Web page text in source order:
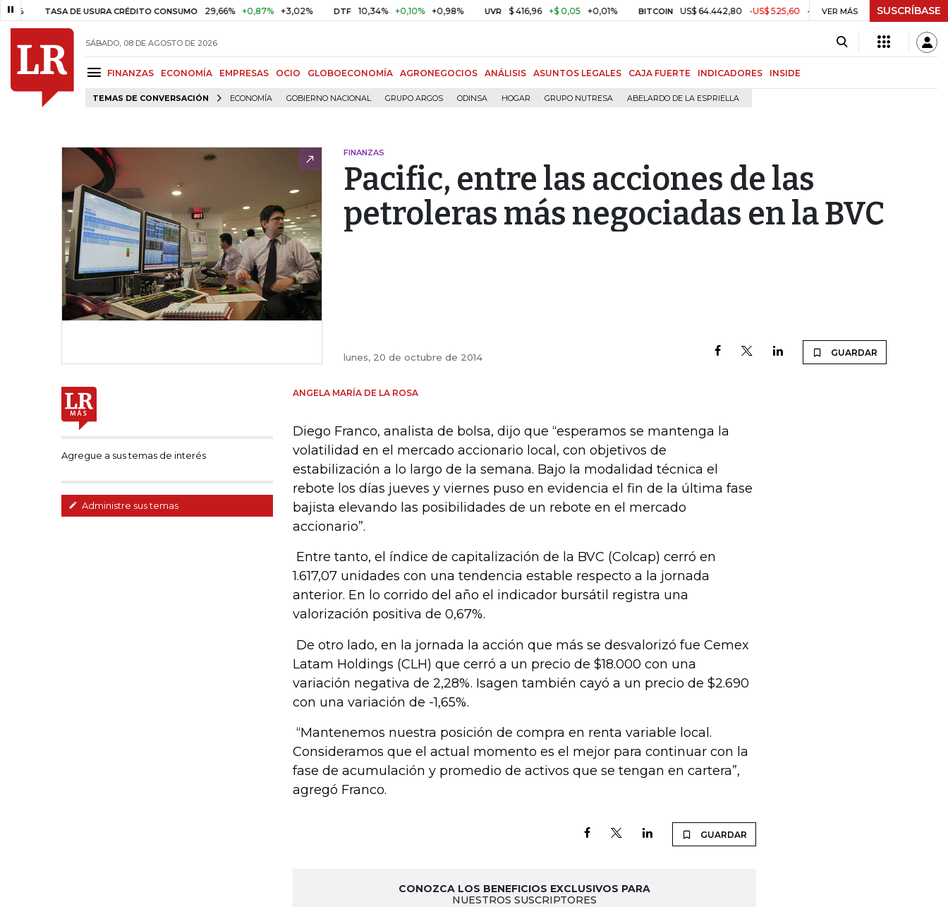
TASA DE USURA CRÉDITO CONSUMO 29,66% +0,87% +3,02% DTF 10,34% +0,10% +0,98% UVR $ 416,96 +$ 0,05 +0,01% BITCOIN US$ 64.442,80 -US$ 525,60 -0,81% TRM $ 3.157,43 -$ 21,97 -
VER MÁS SUSCRÍBASE
SÁBADO, 08 DE AGOSTO DE 2026
FINANZAS ECONOMÍA EMPRESAS OCIO GLOBOECONOMÍA AGRONEGOCIOS ANÁLISIS ASUNTOS LEGALES CAJA FUERTE INDICADORES INSIDE
TEMAS DE CONVERSACIÓN ECONOMÍA GOBIERNO NACIONAL GRUPO ARGOS ODINSA HOGAR GRUPO NUTRESA ABELARDO DE LA ESPRIELLA
FINANZAS
Pacific, entre las acciones de las
petroleras más negociadas en la BVC
lunes, 20 de octubre de 2014 GUARDAR
Agregue a sus temas de interés
Administre sus temas
ANGELA MARÍA DE LA ROSA
Diego Franco, analista de bolsa, dijo que “esperamos se mantenga la
volatilidad en el mercado accionario local, con objetivos de
estabilización a lo largo de la semana. Bajo la modalidad técnica el
rebote los días jueves y viernes puso en evidencia el fin de la última fase
bajista elevando las posibilidades de un rebote en el mercado
accionario”.
Entre tanto, el índice de capitalización de la BVC (Colcap) cerró en
1.617,07 unidades con una tendencia estable respecto a la jornada
anterior. En lo corrido del año el indicador bursátil registra una
valorización positiva de 0,67%.
De otro lado, en la jornada la acción que más se desvalorizó fue Cemex
Latam Holdings (CLH) que cerró a un precio de $18.000 con una
variación negativa de 2,28%. Isagen también cayó a un precio de $2.690
con una variación de -1,65%.
“Mantenemos nuestra posición de compra en renta variable local.
Consideramos que el actual momento es el mejor para continuar con la
fase de acumulación y promedio de activos que se tengan en cartera”,
agregó Franco.
GUARDAR
CONOZCA LOS BENEFICIOS EXCLUSIVOS PARA
NUESTROS SUSCRIPTORES